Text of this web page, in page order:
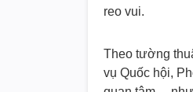
reo vui.
Theo tường
vụ Quốc hội,